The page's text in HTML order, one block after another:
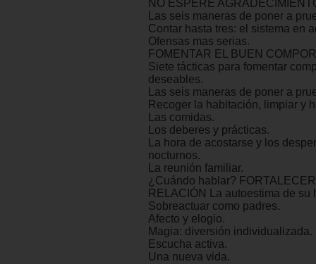
NO ESPERE
Las seis maneras de poner a
Contar hasta tres: el sistema en
Ofensas mas serias.
FOMENTAR EL BUEN
Siete tácticas para fomentar
deseables.
Las seis maneras de poner a
Recoger la habitación, limpiar y
Las comidas.
Los deberes y prácticas.
La hora de acostarse y los
nocturnos.
La reunión familiar.
¿Cuándo hablar?
RELACIÓN La autoestima de su
Sobreactuar como padres.
Afecto y elogio.
Magia: diversión individualizada.
Escucha activa.
Una nueva vida.